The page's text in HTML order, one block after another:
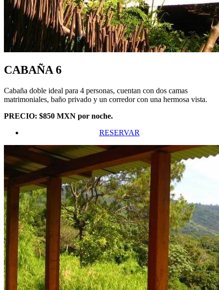
CABAÑA 6
Cabaña doble ideal para 4 personas, cuentan con dos camas
matrimoniales, baño privado y un corredor con una hermosa vista.
PRECIO: $850 MXN por noche.
RESERVAR